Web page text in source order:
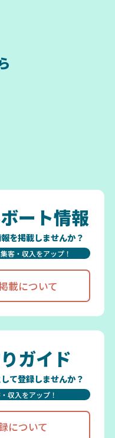
ート情報
を掲載しませんか？
客・収入をアップ！
載について
ガイド
て登録しませんか？
収入をアップ！
について